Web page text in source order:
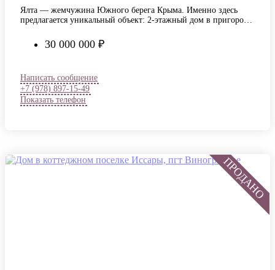
Ялта — жемчужина Южного берега Крыма. Именно здесь
предлагается уникальный объект: 2-этажный дом в пригороде
30 000 000 ₽
Написать сообщение
+7 (978) 897-15-49
Показать телефон